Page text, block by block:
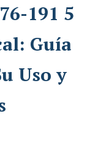
191 5
Guía
Uso y